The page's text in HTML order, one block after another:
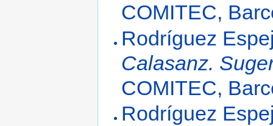
COMITEC,
Rodríguez
Calasanz.
COMITEC,
Rodríguez